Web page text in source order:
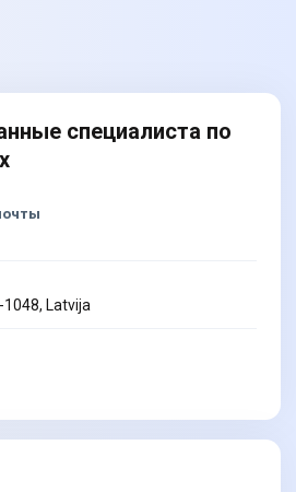
специалиста по
1048, Latvija